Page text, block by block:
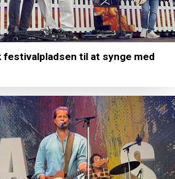
festivalpladsen til at synge med